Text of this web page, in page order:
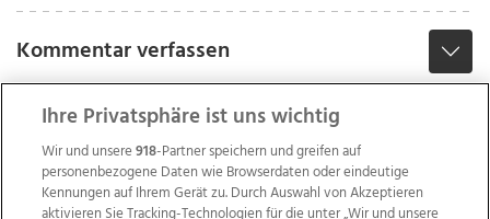
Kommentar verfassen
Ihre Privatsphäre ist uns wichtig
Wir und unsere918-Partner speichern und greifen auf
personenbezogene Daten wie Browserdaten oder eindeutige
Kennungen auf Ihrem Gerät zu. Durch Auswahl von Akzeptieren
aktivieren Sie Tracking-Technologien für die unter „Wir und unsere